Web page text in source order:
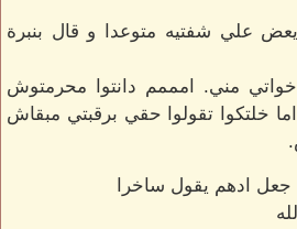
علي شفتيه متوعدا و قال بنبرة
مني. امممم دانتوا محرمتوش
خلتكوا تقولوا حقي برقبتي مبقاش
جعل ادهم يقول ساخرا